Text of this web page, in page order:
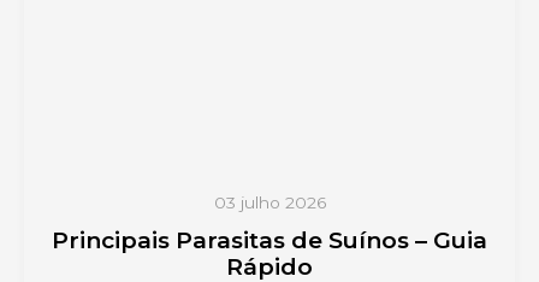
03 julho 2026
Principais Parasitas de Suínos – Guia
Rápido